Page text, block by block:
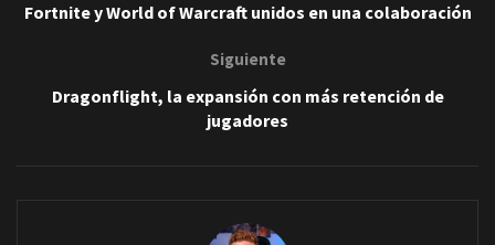
Fortnite y World of Warcraft unidos en una colaboración
Siguiente
Dragonflight, la expansión con más retención de
jugadores